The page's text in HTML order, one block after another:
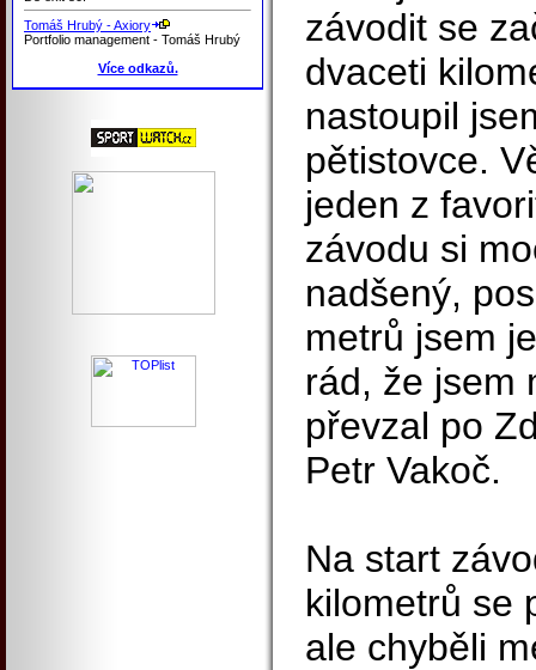
Tomáš Hrubý - Axiory
Portfolio management - Tomáš Hrubý
Více odkazů.
závodit se
dvaceti
nastoupil
pětistovce.
jeden z
závodu si
nadšený,
metrů jsem
rád, že jsem
převzal po
Petr Vakoč.
Na start
kilometrů se
ale chyběli